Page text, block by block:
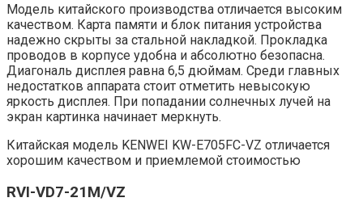
Модель китайского производства отличается высоким
качеством. Карта памяти и блок питания устройства
надежно скрыты за стальной накладкой. Прокладка
проводов в корпусе удобна и абсолютно безопасна.
Диагональ дисплея равна 6,5 дюймам. Среди главных
недостатков аппарата стоит отметить невысокую
яркость дисплея. При попадании солнечных лучей на
экран картинка начинает меркнуть.
Китайская модель KENWEI KW-E705FC-VZ отличается
хорошим качеством и приемлемой стоимостью
RVI-VD7-21M/VZ